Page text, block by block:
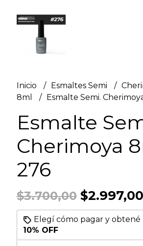
Inicio Esmaltes Semi
8ml
Esmalte Semi.
Esmalte
Cherimoya
276
$3.700,00$2.997,00
Elegí cómo pagar y obtené
10% OFF